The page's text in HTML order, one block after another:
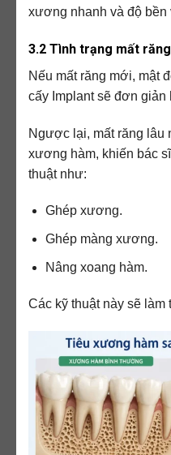
xương nhanh và độ bền
3.2 Tình trạng mất răng
Nếu mất răng mới, mật
cấy Implant sẽ đơn giản
Ngược lại, mất răng lâu
xương hàm, khiến bác
thuật như:
Ghép xương.
Ghép màng xương.
Nâng xoang hàm.
Các kỹ thuật này sẽ làm